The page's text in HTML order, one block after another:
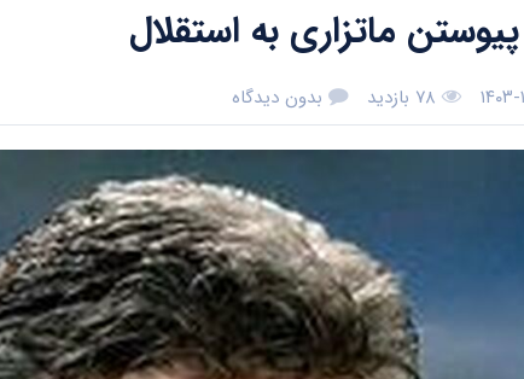
ماتزاری به استقلال
۰۳ ۷۸ بازدید بدون دیدگاه